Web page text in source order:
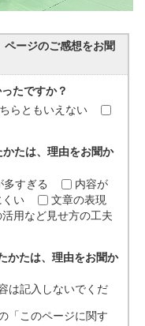
ページのご感想をお聞
たですか？
らともいえない
たは、理由をお聞か
多すぎる
内容が
くい
文章の表現
用など見せ方の工夫
かたは、理由をお聞か
は記入しないでくだ
「このページに関す